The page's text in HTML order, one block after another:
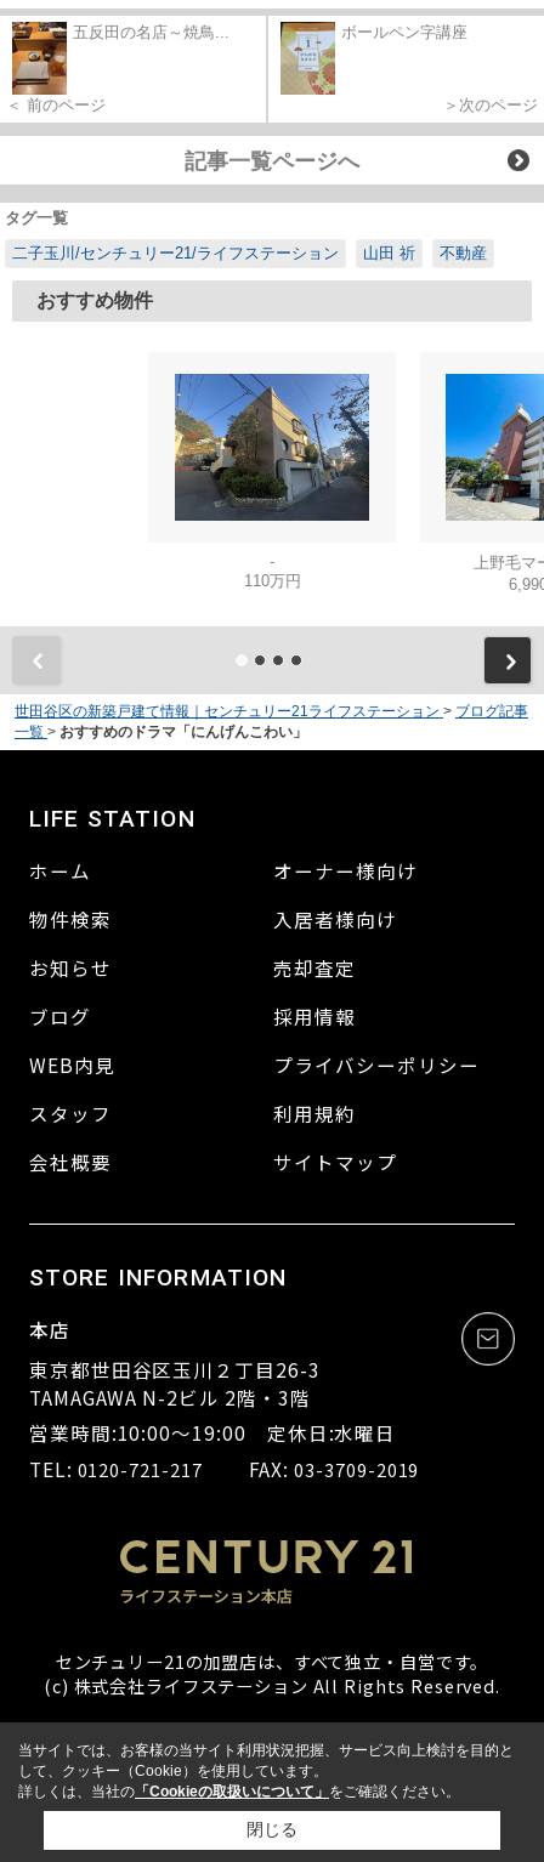
五反田の名店～焼鳥...
＜ 前のページ
ボールペン字講座
＞次のページ
記事一覧ページへ
タグ一覧
二子玉川/センチュリー21/ライフステーション
山田 祈 不動産
おすすめ物件
-
110万円
上野毛
世田谷区の新築戸建て情報｜センチュリー21ライフステーション > ブログ記事
一覧 > おすすめのドラマ「にんげんこわい」
LIFE STATION
ホーム
物件検索
お知らせ
ブログ
WEB内見
スタッフ
会社概要
オーナー様向け
入居者様向け
売却査定
採用情報
プライバシーポリシー
利用規約
サイトマップ
STORE INFORMATION
本店
東京都世田谷区玉川２丁目26-3
TAMAGAWA N-2ビル 2階・3階
営業時間:10:00～19:00 定休日:水曜日
TEL: 0120-721-217 FAX:03-3709-2019
センチュリー21の加盟店は、すべて独立・自営です。
(c) 株式会社ライフステーション All Rights Reserved.
当サイトでは、お客様の当サイト利用状況把握、サービス向上検討を目的と
して、クッキー（Cookie）を使用しています。
詳しくは、当社の 「Cookieの取扱いについて」 をご確認ください。
閉じる